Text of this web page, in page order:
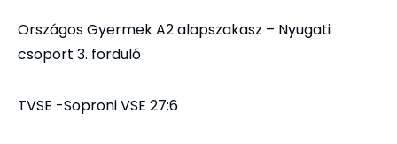
Országos Gyermek A2 alapszakasz – Nyugati
csoport 3. forduló
TVSE -Soproni VSE 27:6